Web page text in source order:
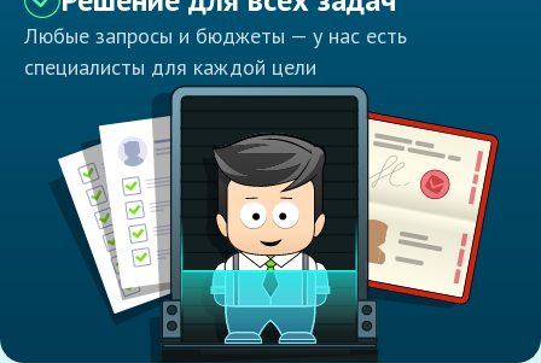
Любые запросы и бюджеты — у нас есть
специалисты для каждой цели